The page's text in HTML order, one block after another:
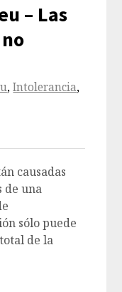
– Las
,Intolerancia,
causadas
de una
sólo puede
de la